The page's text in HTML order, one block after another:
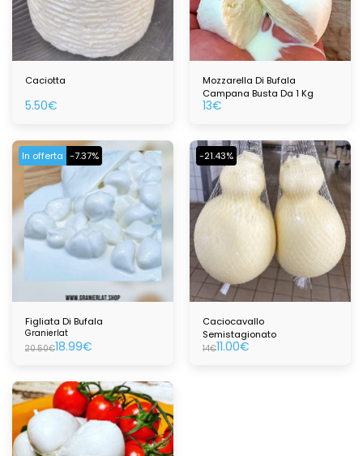
Caciotta
5.50€
Mozzarella Di Bufala
Campana Busta Da 1 Kg
13€
In offerta -7.37%
Figliata Di Bufala
Granierlat
20.50€18.99€
-21.43%
Caciocavallo
Semistagionato
14€11.00€